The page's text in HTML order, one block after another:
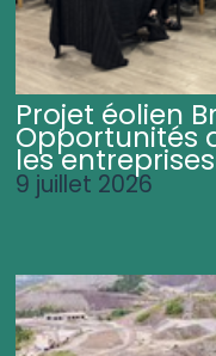
Projet éolien
Opportunités
les
9 juillet 2026